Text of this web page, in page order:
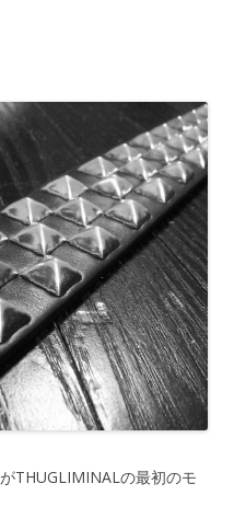
THUGLIMINALの最初のモ